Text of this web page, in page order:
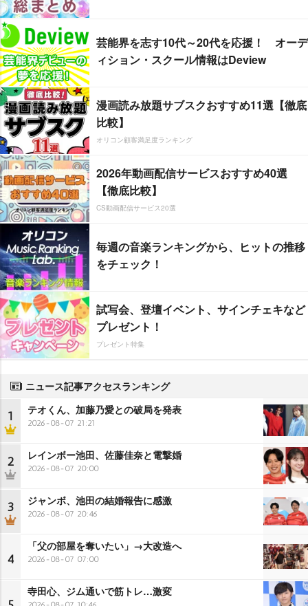
芸能界を志す10代～20代を応援！ オーデ
ィション・スクール情報はDeview
漫画読み放題サブスクおすすめ11選【徹底
比較】
オリコン顧客満足度ランキング
2026年動画配信サービスおすすめ40選
【徹底比較】
CS動画配信サービス20選
毎週の音楽ランキングから、ヒットの推移
をチェック！
試写会、登壇イベント、サインチェキなど
プレゼント！
プレゼント特集
ニュース記事アクセスランキング
1 テオくん、加藤乃愛との破局を発表
2026-08-07 21:21
2 レインボー池田、佐藤佳奈と電撃婚
2026-08-07 20:00
3 ジャンボ、池田の結婚報告に感激
2026-08-07 20:46
4
「父の部屋を奪いたい」→大改造へ
2026-08-07 07:00
寺田心、ジム通いで筋トレ…激変